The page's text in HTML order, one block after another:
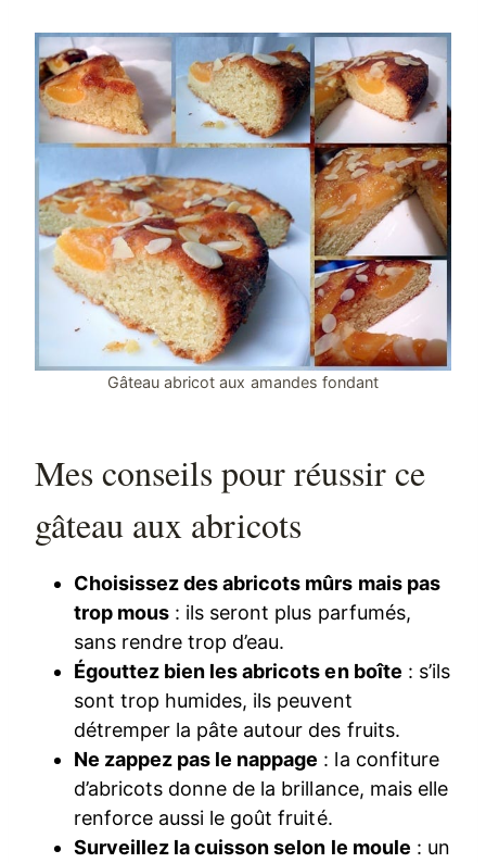
Gâteau abricot aux amandes fondant
Mes conseils pour réussir ce
gâteau aux abricots
Choisissez des abricots mûrs mais pas
trop mous : ils seront plus parfumés,
sans rendre trop d’eau.
Égouttez bien les abricots en boîte : s’ils
sont trop humides, ils peuvent
détremper la pâte autour des fruits.
Ne zappez pas le nappage : la confiture
d’abricots donne de la brillance, mais elle
renforce aussi le goût fruité.
Surveillez la cuisson selon le moule : un